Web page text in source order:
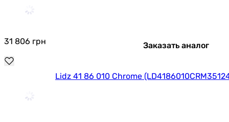
31 806 грн Заказать аналог
Lidz 41 86 010 Chrome